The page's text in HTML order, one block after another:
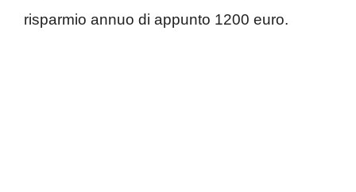
risparmio annuo di appunto 1200 euro.